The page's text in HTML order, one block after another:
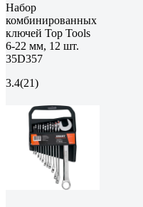
Набор
комбинированных
ключей Top Tools
6-22 мм, 12 шт.
35D357
3.4(21)